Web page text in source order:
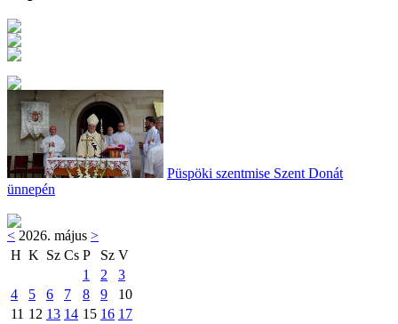
Püspöki szentmise Szent Donát
ünnepén
< 2026. május >
H K Sz Cs P Sz V
1
2
3
4
5 6 7 8 9
10
11 12 13 14 15 16 17